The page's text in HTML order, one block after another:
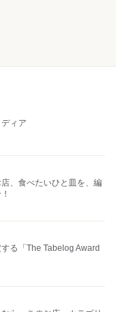
ィア
、食べたいひと皿を、編
る「The Tabelog Award